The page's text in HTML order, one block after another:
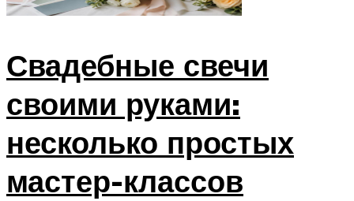
Свадебные свечи
своими руками:
несколько простых
мастер-классов